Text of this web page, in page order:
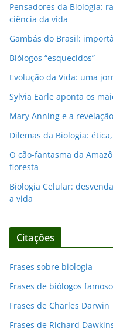
Pensadores da Biologia:
ciência da vida
Gambás do Brasil:
Biólogos “esquecidos”
Evolução da Vida: uma
Sylvia Earle aponta os
Mary Anning e a
Dilemas da Biologia:
O cão-fantasma da
floresta
Biologia Celular:
a vida
Citações
Frases sobre biologia
Frases de biólogos
Frases de Charles Darwin
Frases de Richard